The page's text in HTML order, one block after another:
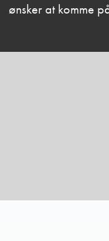
ønsker at komme